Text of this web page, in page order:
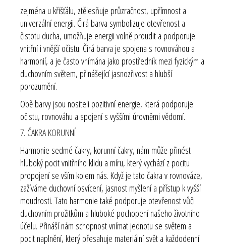
zejména u křišťálu, ztělesňuje průzračnost, upřímnost a
univerzální energii. Čirá barva symbolizuje otevřenost a
čistotu ducha, umožňuje energii volně proudit a podporuje
vnitřní i vnější očistu. Čirá barva je spojena s rovnováhou a
harmonií, a je často vnímána jako prostředník mezi fyzickým a
duchovním světem, přinášející jasnozřivost a hlubší
porozumění.
Obě barvy jsou nositeli pozitivní energie, která podporuje
očistu, rovnováhu a spojení s vyššími úrovněmi vědomí.
7. ČAKRA KORUNNÍ
Harmonie sedmé čakry, korunní čakry, nám může přinést
hluboký pocit vnitřního klidu a míru, který vychází z pocitu
propojení se vším kolem nás. Když je tato čakra v rovnováze,
zažíváme duchovní osvícení, jasnost myšlení a přístup k vyšší
moudrosti. Tato harmonie také podporuje otevřenost vůči
duchovním prožitkům a hluboké pochopení našeho životního
účelu. Přináší nám schopnost vnímat jednotu se světem a
pocit naplnění, který přesahuje materiální svět a každodenní